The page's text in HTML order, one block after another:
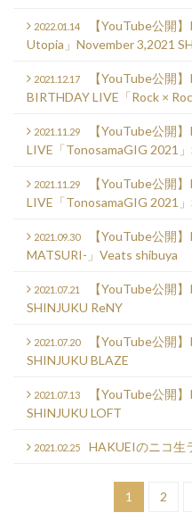
2022.01.14
【YouTube公開
Utopia」November 3,2021
2021.12.17
【YouTube公開
BIRTHDAY LIVE「Rock ×
2021.11.29
【YouTube公開
LIVE「TonosamaGIG 2021
2021.11.29
【YouTube公開
LIVE「TonosamaGIG 2021
2021.09.30
【YouTube公開
MATSURI-」Veats shibuya
2021.07.21
【YouTube公開
SHINJUKU ReNY
2021.07.20
【YouTube公開
SHINJUKU BLAZE
2021.07.13
【YouTube公開
SHINJUKU LOFT
2021.02.25 HAKUEIのニコ生
1 2